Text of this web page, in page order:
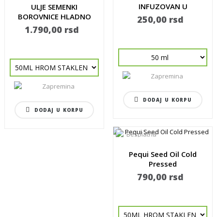
ULJE SEMENKI
BOROVNICE HLADNO
CEĐENO -...
1.790,00 rsd
DODAJ U KORPU
INFUZOVAN U
SUNCOKRETOVOM
ULJU
250,00 rsd
DODAJ U KORPU
Pequi Seed Oil Cold
Pressed
790,00 rsd